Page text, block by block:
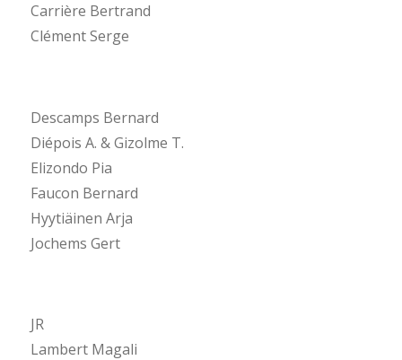
Carrière Bertrand
Clément Serge
Descamps Bernard
Diépois A. & Gizolme T.
Elizondo Pia
Faucon Bernard
Hyytiäinen Arja
Jochems Gert
JR
Lambert Magali